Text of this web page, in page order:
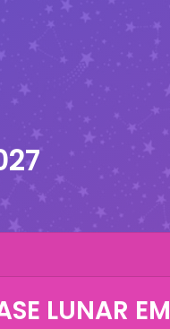
LUNAR EM